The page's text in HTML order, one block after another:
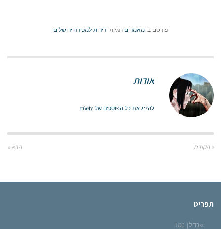
פורסם ב:מאמרים תגיות:דירות למכירה ירושלים
אודות
להציג את כל הפוסטים של r6eiy
« הקודם הבא »
תפריט
נדלן נטו